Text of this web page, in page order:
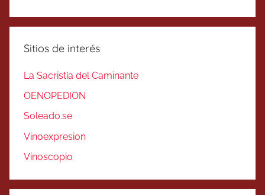
Sitios de interés
La Sacristía del Caminante
OENOPEDION
Soleado.se
Vinoexpresion
Vinoscopio